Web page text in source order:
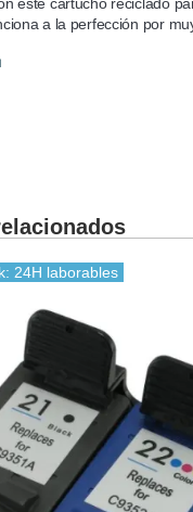
este cartucho reciclado
a la perfección por
24H laborables